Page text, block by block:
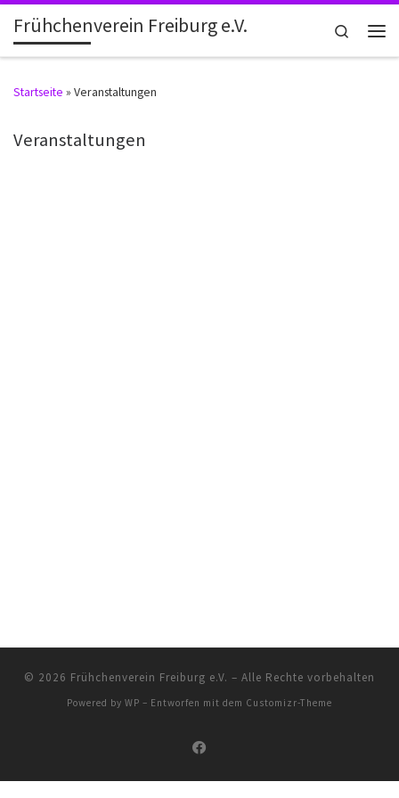
Zum Inhalt springen
Frühchenverein Freiburg e.V.
Search
Startseite » Veranstaltungen
Veranstaltungen
© 2026 Frühchenverein Freiburg e.V. – Alle Rechte vorbehalten
Powered by WP – Entworfen mit dem Customizr-Theme